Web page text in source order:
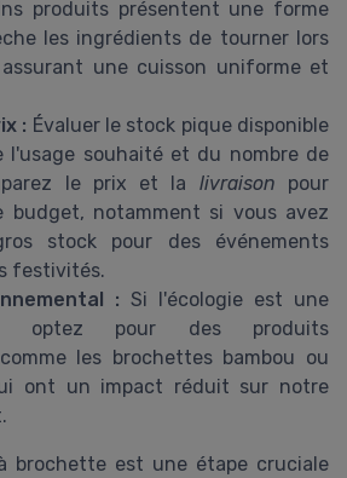
produits présentent une forme
les ingrédients de tourner lors
une cuisson uniforme et
: Évaluer le stock pique disponible
souhaité et du nombre de
le prix et la livraison pour
budget, notamment si vous avez
stock pour des événements
festivités.
: Si l'écologie est une
optez pour des produits
les brochettes bambou ou
ont un impact réduit sur notre
brochette est une étape cruciale